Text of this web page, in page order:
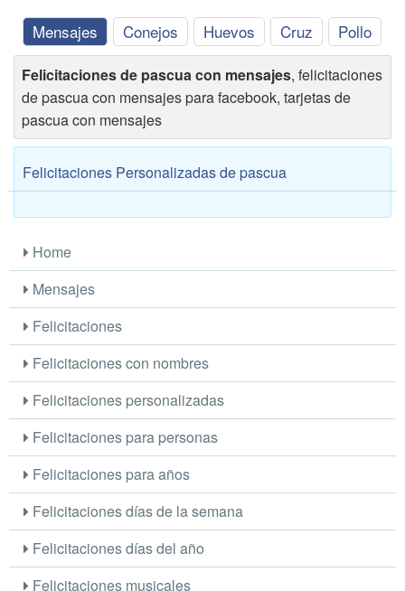
Mensajes Conejos Huevos Cruz Pollo
Felicitaciones de pascua con mensajes, felicitaciones
de pascua con mensajes para facebook, tarjetas de
pascua con mensajes
Felicitaciones Personalizadas de pascua
Home
Mensajes
Felicitaciones
Felicitaciones con nombres
Felicitaciones personalizadas
Felicitaciones para personas
Felicitaciones para años
Felicitaciones días de la semana
Felicitaciones días del año
Felicitaciones musicales